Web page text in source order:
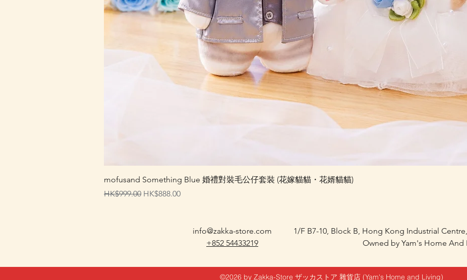
快速瀏覽
mofusand Something Blue 婚禮對裝毛公仔套裝 (花嫁貓貓・花婿貓貓)
一般價格
HK$999.00 促銷價格
HK$888.00
info@zakka-store.com
+852 54433219
1/F B7-10, Block B, Hong Kong Industrial
Owned by Yam's Home And
©2026 by Zakka-Store ザッカストア 雜貨店 (Yam's Home and Living)